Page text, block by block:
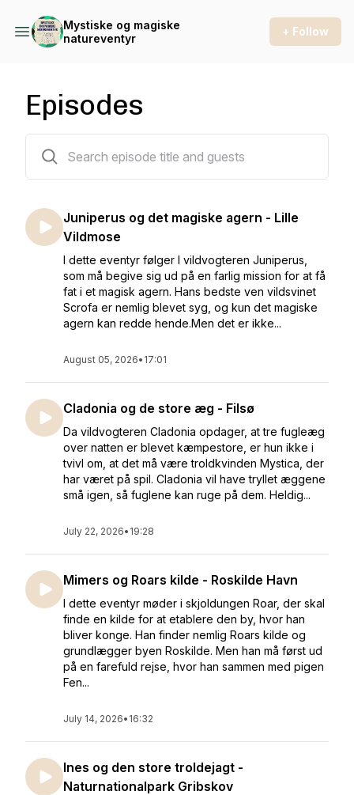
Mystiske og magiske
natureventyr
+ Follow
Episodes
Juniperus og det magiske agern - Lille
Vildmose
I dette eventyr følger I vildvogteren Juniperus,
som må begive sig ud på en farlig mission for at få
fat i et magisk agern. Hans bedste ven vildsvinet
Scrofa er nemlig blevet syg, og kun det magiske
agern kan redde hende.Men det er ikke...
August 05, 2026• 17:01
Cladonia og de store æg - Filsø
Da vildvogteren Cladonia opdager, at tre fugleæg
over natten er blevet kæmpestore, er hun ikke i
tvivl om, at det må være troldkvinden Mystica, der
har været på spil. Cladonia vil have tryllet æggene
små igen, så fuglene kan ruge på dem. Heldig...
July 22, 2026• 19:28
Mimers og Roars kilde - Roskilde Havn
I dette eventyr møder i skjoldungen Roar, der skal
finde en kilde for at etablere den by, hvor han
bliver konge. Han finder nemlig Roars kilde og
grundlægger byen Roskilde. Men han må først ud
på en farefuld rejse, hvor han sammen med pigen
Fen...
July 14, 2026• 16:32
Ines og den store troldejagt -
Naturnationalpark Gribskov